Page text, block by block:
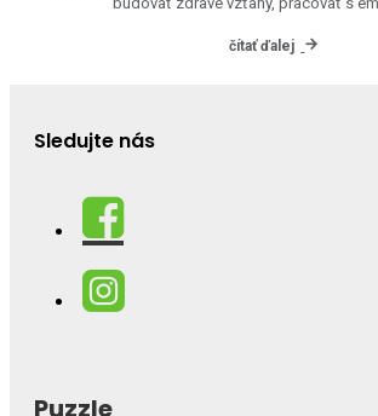
čítať ďalej
Sledujte nás
Puzzle